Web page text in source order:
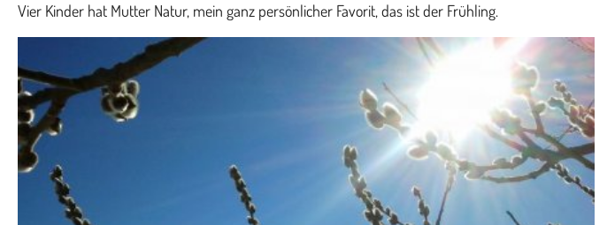
Vier Kinder hat Mutter Natur, mein ganz persönlicher Favorit, das ist der Frühling.